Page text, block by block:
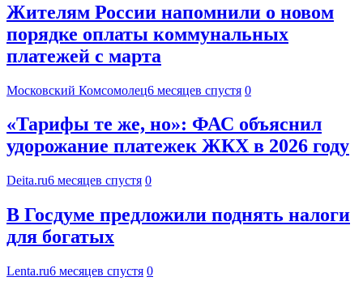
Жителям России напомнили о новом
порядке оплаты коммунальных
платежей с марта
Московский Комсомолец6 месяцев спустя 0
«Тарифы те же, но»: ФАС объяснил
удорожание платежек ЖКХ в 2026 году
Deita.ru6 месяцев спустя 0
В Госдуме предложили поднять налоги
для богатых
Lenta.ru6 месяцев спустя 0